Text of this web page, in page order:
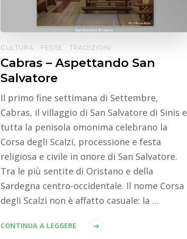
CULTURA FESTE TRADIZIONI
Cabras – Aspettando San
Salvatore
Il primo fine settimana di Settembre,
Cabras, il villaggio di San Salvatore di Sinis e
tutta la penisola omonima celebrano la
Corsa degli Scalzi, processione e festa
religiosa e civile in onore di San Salvatore.
Tra le più sentite di Oristano e della
Sardegna centro-occidentale. Il nome Corsa
degli Scalzi non è affatto casuale: la …
CONTINUA A LEGGERE